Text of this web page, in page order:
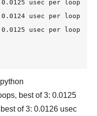
usec per loop
usec per loop
usec per loop   #数据
best of 3: 0.0125
of 3: 0.0126 usec